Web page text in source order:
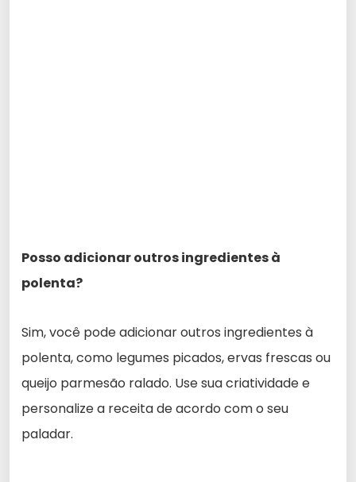
Posso adicionar outros ingredientes à
polenta?
Sim, você pode adicionar outros ingredientes à
polenta, como legumes picados, ervas frescas ou
queijo parmesão ralado. Use sua criatividade e
personalize a receita de acordo com o seu
paladar.